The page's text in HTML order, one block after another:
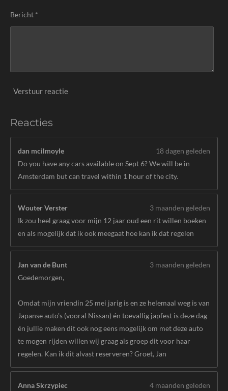
Bericht *
Verstuur reactie
Reacties
dan mcilmoyle
18 dagen geleden
Do you have any cars available on Sept 6? We will be in
Amsterdam but can travel within 1 hour of the city.
Wouter Verster
3 maanden geleden
Ik zou heel graag voor mijn 12 jaar oud een rit willen boeken
en als mogelijk dat ik ook meegaat hoe kan ik dat regelen
Jan van de Bunt
3 maanden geleden
Goedemorgen,
Omdat mijn vriendin 25 mei jarig is en ze helemaal weg is van
Japanse auto's (vooral Nissan) én toevallig japfest is deze dag
én jullie maken dit ook nog eens mogelijk om met deze auto
te mogen rijden willen wij graag als groep dit voor haar
regelen. Kan ik dit alvast reserveren? Groet, Jan
Anna Skrzypiec
4 maanden geleden